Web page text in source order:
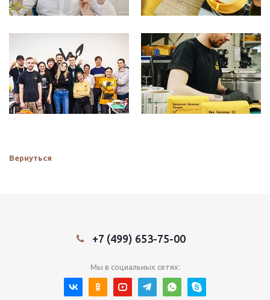
Вернуться
+7 (499) 653-75-00
Мы в социальных сетях: